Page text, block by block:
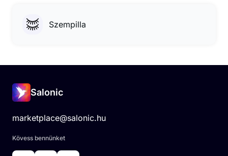
Szempilla
Salonic
marketplace@salonic.hu
Kövess bennünket